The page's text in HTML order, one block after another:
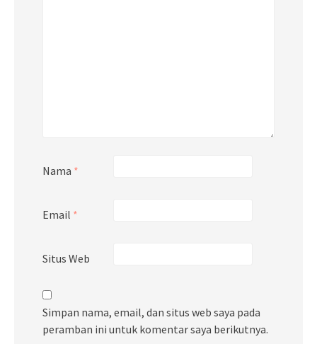
Nama *
Email *
Situs Web
Simpan nama, email, dan situs web saya pada
peramban ini untuk komentar saya berikutnya.